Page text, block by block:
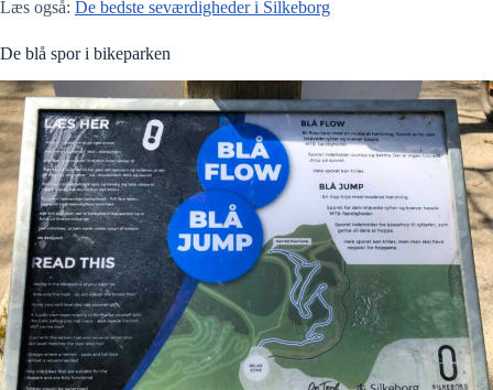
Læs også: De bedste seværdigheder i Silkeborg
De blå spor i bikeparken